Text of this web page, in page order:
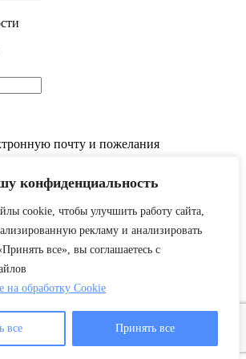
конфиденциальность
cookie, чтобы улучшить работу сайта,
рекламу и анализировать
все», вы соглашаетесь с
на обработку Cookie
все Принять все
почту и пожелания
ответить